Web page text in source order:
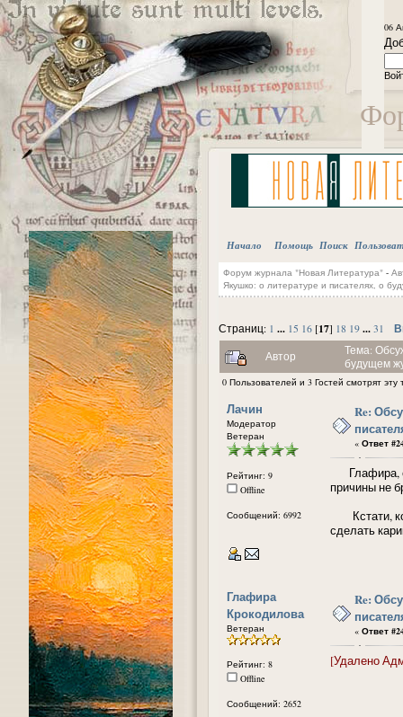
06
Начало Помощь Поиск
Форум журнала "Новая Литература"-
Якушко: о литературе и писателях, о
Страниц: 1 ... 15 16 [17] 18 19 ... 31
Автор
Тема:
будущем
0 Пользователей и 3 Гостей смотрят эту
Лачин
Модератор
Ветеран
Рейтинг: 9
Offline
Сообщений: 6992
Re:
« Ответ
Глафира,
причины не
Кстати,
сделать
Глафира
Крокодилова
Ветеран
Рейтинг: 8
Offline
Сообщений: 2652
Re:
« Ответ
[Удалено